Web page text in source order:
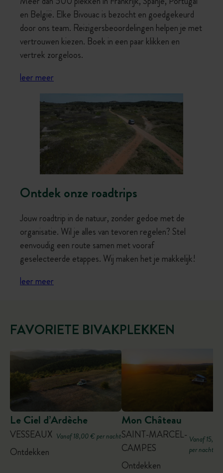
en België. Elke Bivouac is bezocht en goedgekeurd
door ons team. Reizigersbeoordelingen helpen je met
vertrouwen kiezen. Boek in een paar klikken en
vertrek zorgeloos.
leer meer
Ontdek onze roadtrips
Jouw roadtrip in de natuur, zonder gedoe met de
organisatie. Wil je alles van tevoren regelen? Stel
eenvoudig een route samen met vooraf
geselecteerde etappes. Wij maken het je makkelijk!
leer meer
FAVORIETE BIVAKPLEKKEN
Le Ciel d’Ardèche
VESSEAUX Vanaf 18,00 € per nacht
Ontdekken
Mon Château
SAINT-MARCEL-
CAMPES
Vanaf
per nacht
Ontdekken